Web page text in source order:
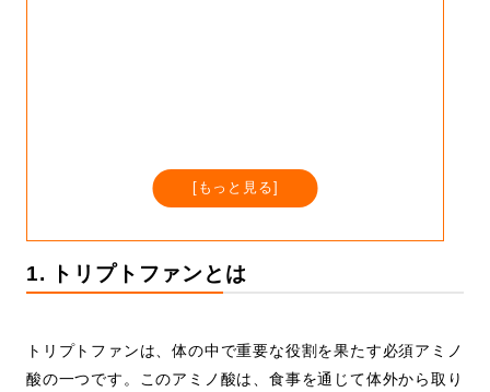
もっと見る
1. トリプトファンとは
トリプトファンは、体の中で重要な役割を果たす必須アミノ
酸の一つです。このアミノ酸は、食事を通じて体外から取り